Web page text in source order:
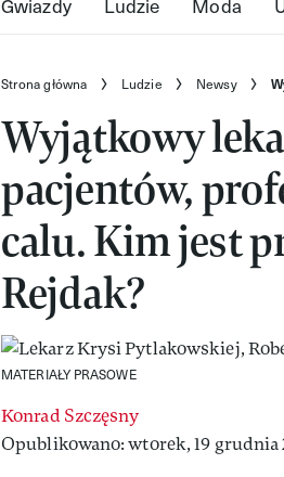
Strona główna Ludzie Newsy
Wyjątkowy
pacjentów,
calu. Kim jest
Rejdak?
MATERIAŁY PRASOWE
Konrad Szczęsny
Opublikowano: wtorek, 19 grudnia